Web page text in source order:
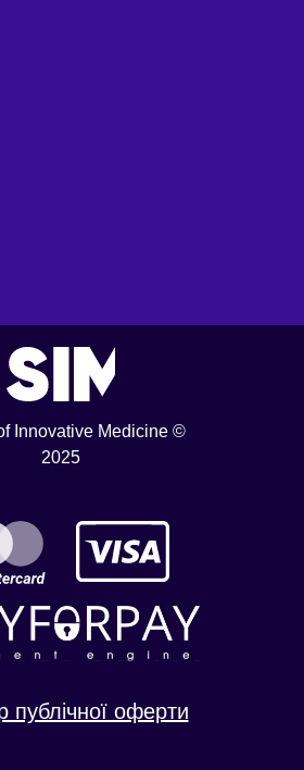
Innovative Medicine ©
2025
публічної оферти